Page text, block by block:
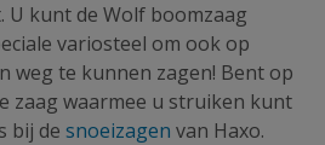
kunt de Wolf boomzaag
variosteel om ook op
weg te kunnen zagen! Bent op
zaag waarmee u struiken kunt
bij de snoeizagen van Haxo.